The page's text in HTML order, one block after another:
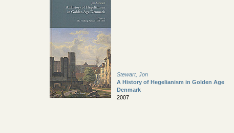
Stewart, Jon
A History of Hegelianism in Golden Age
Denmark
2007